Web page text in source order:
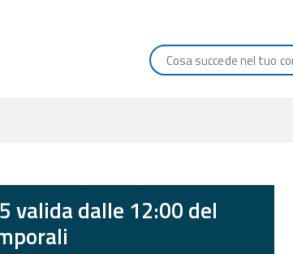
valida dalle 12:00 del